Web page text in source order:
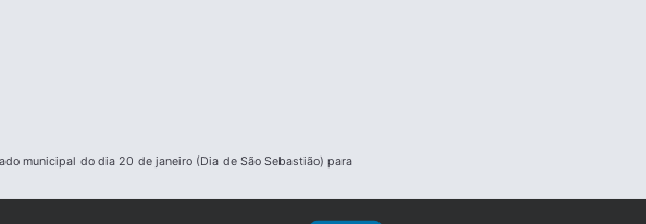
municipal do dia 20 de janeiro (Dia de São Sebastião) para